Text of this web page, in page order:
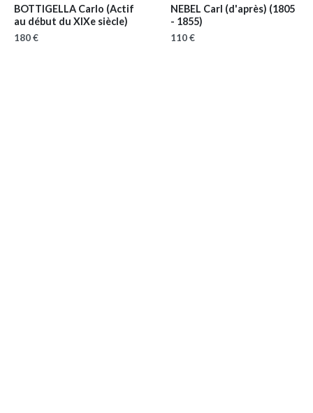
BOTTIGELLA Carlo (Actif
au début du XIXe siècle)
180 €
NEBEL Carl (d'après) (1805
- 1855)
110 €